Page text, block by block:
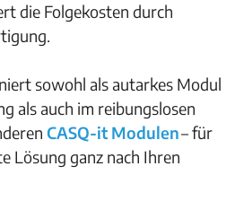
die Folgekosten durch
sowohl als autarkes Modul
als auch im reibungslosen
CASQ-it Modulen– für
Lösung ganz nach Ihren